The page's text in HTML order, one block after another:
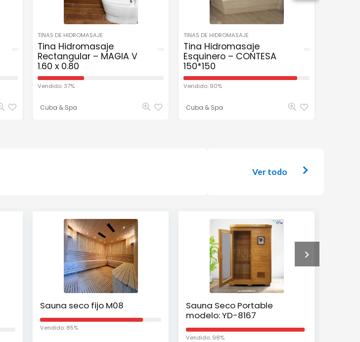
TINAS DE HIDROMASAJE
Tina Hidromasaje
Rectangular – MAGIA V
1.60 x 0.80
Vendido: 37%
Cuba & Spa
TINAS DE HIDROMASAJE
Tina Hidromasaje
Esquinero – CONTESA
150*150
Vendido: 90%
Cuba & Spa
Ver todo
Sauna seco fijo M08
Vendido: 85%
Sauna Seco Portable
modelo: YD-8167
Vendido: 98%